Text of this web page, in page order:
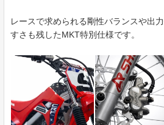
レースで求められる剛性バランスや出
すさも残したMKT特別仕様です。